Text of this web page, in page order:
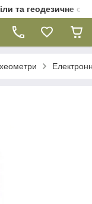
та геодезичне